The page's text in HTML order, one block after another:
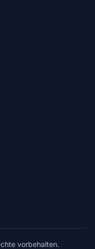
vorbehalten.